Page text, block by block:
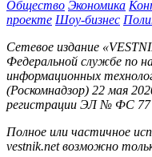
Общество Экономика
проекте Шоу-бизнес
Сетевое издание
Федеральной службе по
информационных
(Роскомнадзор) 22 мая
регистрации ЭЛ № ФС 77
Полное или частичное
vestnik.net возможно